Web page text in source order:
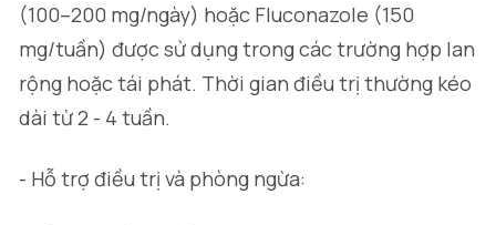
(100–200 mg/ngày) hoặc Fluconazole (150
mg/tuần) được sử dụng trong các trường hợp lan
rộng hoặc tái phát. Thời gian điều trị thường kéo
dài từ 2 - 4 tuần.
- Hỗ trợ điều trị và phòng ngừa: